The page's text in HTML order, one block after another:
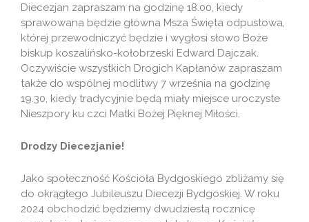
Diecezjan zapraszam na godzinę 18.00, kiedy
sprawowana będzie główna Msza Święta odpustowa,
której przewodniczyć będzie i wygłosi słowo Boże
biskup koszalińsko-kołobrzeski Edward Dajczak.
Oczywiście wszystkich Drogich Kapłanów zapraszam
także do wspólnej modlitwy 7 września na godzinę
19.30, kiedy tradycyjnie będą miały miejsce uroczyste
Nieszpory ku czci Matki Bożej Pięknej Miłości.
Drodzy Diecezjanie!
Jako społeczność Kościoła Bydgoskiego zbliżamy się
do okrągłego Jubileuszu Diecezji Bydgoskiej. W roku
2024 obchodzić będziemy dwudziestą rocznicę